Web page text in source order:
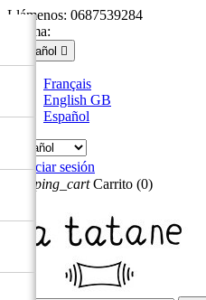
Llámenos: 0687539284
Idioma:
Español 
Français
English GB
Español
 Iniciar sesión
shopping_cart Carrito (0)